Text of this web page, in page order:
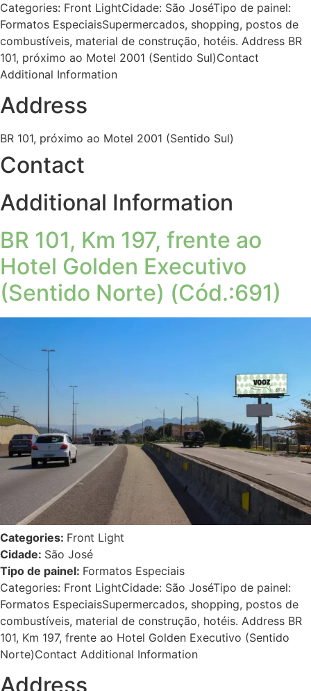
Categories: Front LightCidade: São JoséTipo de painel:
Formatos EspeciaisSupermercados, shopping, postos de
combustíveis, material de construção, hotéis. Address BR
101, próximo ao Motel 2001 (Sentido Sul)Contact
Additional Information
Address
BR 101, próximo ao Motel 2001 (Sentido Sul)
Contact
Additional Information
BR 101, Km 197, frente ao
Hotel Golden Executivo
(Sentido Norte) (Cód.:691)
Categories: Front Light
Cidade: São José
Tipo de painel: Formatos Especiais
Categories: Front LightCidade: São JoséTipo de painel:
Formatos EspeciaisSupermercados, shopping, postos de
combustíveis, material de construção, hotéis. Address BR
101, Km 197, frente ao Hotel Golden Executivo (Sentido
Norte)Contact Additional Information
Address